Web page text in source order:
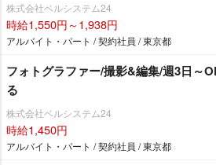
株式会社ベルシステム24
時給1,550円～1,938円
アルバイト・パート / 契約社員 / 東京都
フォトグラファー/撮影&編集/週3日～
る
株式会社ベルシステム24
時給1,450円
アルバイト・パート / 契約社員 / 東京都